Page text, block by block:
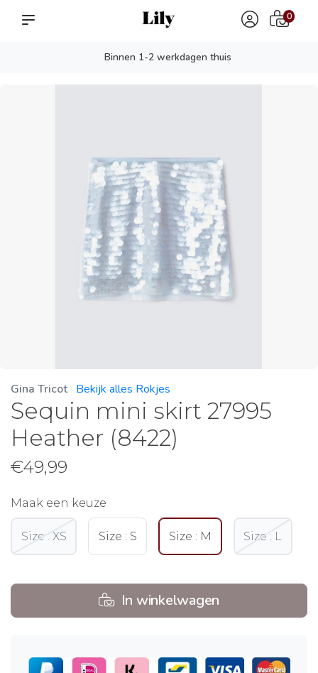
Binnen 1-2 werkdagen thuis
0
Gina Tricot Bekijk alles Rokjes
Sequin mini skirt 27995
Heather (8422)
€49,99
Maak een keuze
Size : XS Size : S Size : M Size : L
In winkelwagen